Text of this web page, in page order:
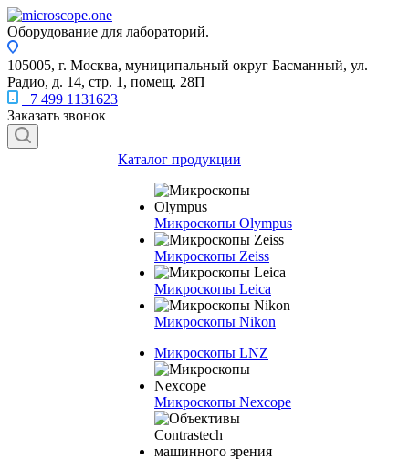
Оборудование для лабораторий.
105005, г. Москва, муниципальный округ Басманный, ул.
Радио, д. 14, стр. 1, помещ. 28П
+7 499 1131623
Заказать звонок
Каталог продукции
Микроскопы Olympus
Микроскопы Zeiss
Микроскопы Leica
Микроскопы Nikon
Микроскопы LNZ
Микроскопы Nexcope